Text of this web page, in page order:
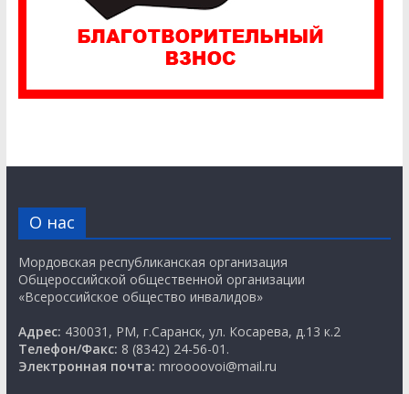
О нас
Мордовская республиканская организация
Общероссийской общественной организации
«Всероссийское общество инвалидов»
Адрес: 430031, РМ, г.Саранск, ул. Косарева, д.13 к.2
Телефон/Факс: 8 (8342) 24-56-01.
Электронная почта: mroooovoi@mail.ru